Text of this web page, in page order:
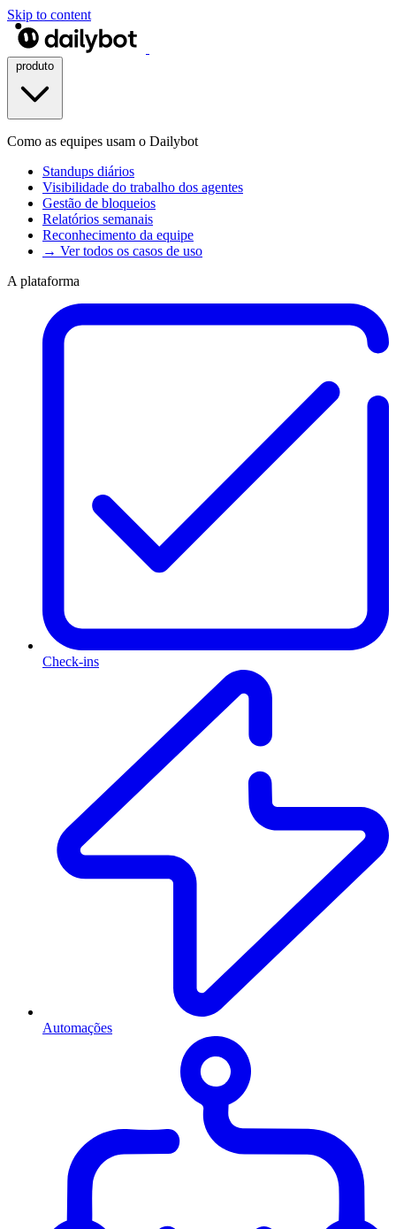
Skip to content
Como as equipes usam o Dailybot
Standups diários
Visibilidade do trabalho dos agentes
Gestão de bloqueios
Relatórios semanais
Reconhecimento da equipe
→ Ver todos os casos de uso
A plataforma
Check-ins
Automações